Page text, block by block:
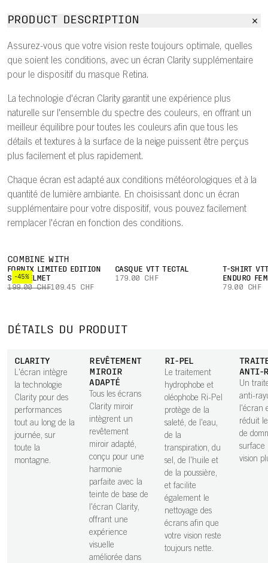
PRODUCT DESCRIPTION
Assurez-vous que votre vision reste toujours optimale, quelles
que soient les conditions, avec un écran Clarity supplémentaire
pour le dispositif du masque Retina.
La technologie d'écran Clarity garantit une expérience plus
naturelle sur l'ensemble du spectre des couleurs, en offrant un
meilleur équilibre pour toutes les couleurs afin que tous les
détails et textures à la surface de la neige puissent être perçus
plus facilement et plus rapidement.
Chaque écran est adapté aux conditions météorologiques et à la
quantité de lumière ambiante. En choisissant donc un écran
supplémentaire pour votre dispositif, vous pouvez facilement
remplacer l'écran en fonction des conditions.
COMBINE WITH
-45%
FORNIX LIMITED EDITION
SKI HELMET
199.00 CHF109.45 CHF
CASQUE VTT TECTAL
179.00 CHF
T-SHIRT
ENDURO
79.00 CHF
DÉTAILS DU PRODUIT
CLARITY
L'écran intègre
la technologie
Clarity pour des
performances
tout au long de la
journée, sur
toute la
montagne.
REVÊTEMENT
MIROIR
ADAPTÉ
Tous les écrans
Clarity miroir
intègrent un
revêtement
miroir adapté,
conçu pour une
harmonie
parfaite avec la
teinte de base de
l'écran Clarity,
offrant une
expérience
visuelle
améliorée dans
RI-PEL
Le traitement
hydrophobe et
oléophobe Ri-Pel
protège de la
saleté, de l'eau,
de la
transpiration, du
sel, de l'huile et
de la poussière,
et facilite
également le
nettoyage des
écrans afin que
votre vision reste
toujours nette.
ANTI-
Un
anti-
l'écran
réduit
de
surface
vision